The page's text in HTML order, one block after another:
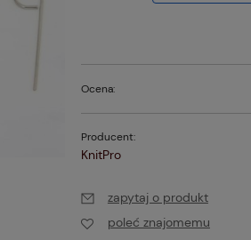
Ocena:
Producent:
KnitPro
zapytaj o produkt
poleć znajomemu